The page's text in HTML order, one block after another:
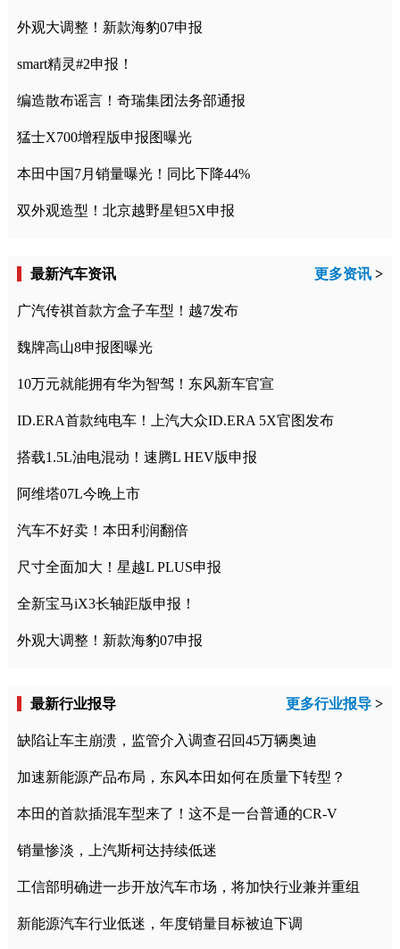
外观大调整！新款海豹07申报
smart精灵#2申报！
编造散布谣言！奇瑞集团法务部通报
猛士X700增程版申报图曝光
本田中国7月销量曝光！同比下降44%
双外观造型！北京越野星钽5X申报
最新汽车资讯 更多资讯 >
广汽传祺首款方盒子车型！越7发布
魏牌高山8申报图曝光
10万元就能拥有华为智驾！东风新车官宣
ID.ERA首款纯电车！上汽大众ID.ERA 5X官图发布
搭载1.5L油电混动！速腾L HEV版申报
阿维塔07L今晚上市
汽车不好卖！本田利润翻倍
尺寸全面加大！星越L PLUS申报
全新宝马iX3长轴距版申报！
外观大调整！新款海豹07申报
最新行业报导 更多行业报导 >
缺陷让车主崩溃，监管介入调查召回45万辆奥迪
加速新能源产品布局，东风本田如何在质量下转型？
本田的首款插混车型来了！这不是一台普通的CR-V
销量惨淡，上汽斯柯达持续低迷
工信部明确进一步开放汽车市场，将加快行业兼并重组
新能源汽车行业低迷，年度销量目标被迫下调